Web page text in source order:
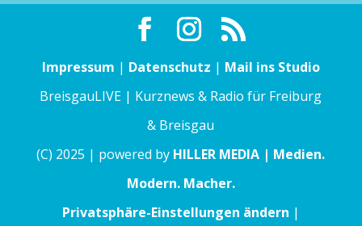
Impressum | Datenschutz | Mail ins Studio
BreisgauLIVE | Kurznews & Radio für Freiburg
& Breisgau
(C) 2025 | powered by HILLER MEDIA | Medien.
Modern. Macher.
Privatsphäre-Einstellungen ändern |